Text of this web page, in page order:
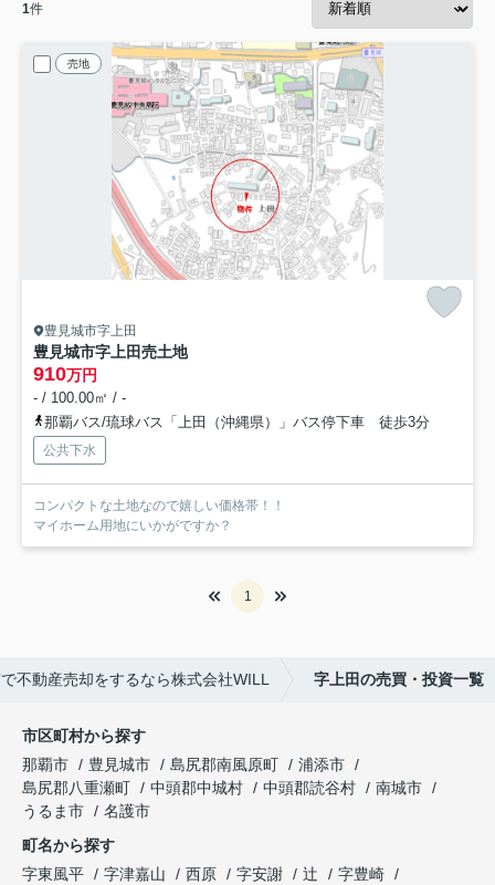
1件
売地
豊見城市字上田
豊見城市字上田売土地
910万円
- / 100.00㎡ / -
那覇バス/琉球バス「上田（沖縄県）」バス停下車 徒歩3分
公共下水
コンパクトな土地なので嬉しい価格帯！！
マイホーム用地にいかがですか？
1
不動産売却をするなら株式会社WILL 字上田の売買・投資一覧
市区町村から探す
那覇市
豊見城市 島尻郡南風原町
浦添市
島尻郡八重瀬町
中頭郡中城村 中頭郡読谷村
南城市
うるま市
名護市
町名から探す
字東風平
字津嘉山 西原 字安謝 辻
字豊崎